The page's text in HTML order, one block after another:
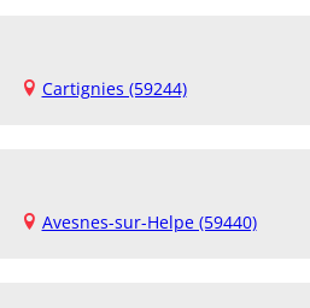
Cartignies (59244)
Avesnes-sur-Helpe (59440)